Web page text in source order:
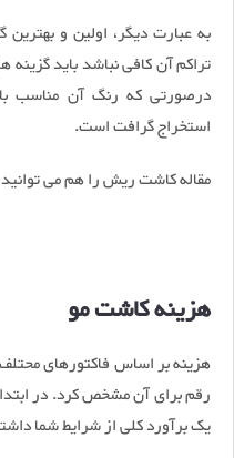
به عبارت دیگر، اولین و
تراکم آن کافی نباشد باید
درصورتی که رنگ آن مناسب
استخراج گرافت است.
مقاله کاشت ریش را هم می توانید
هزینه کاشت مو
هزینه بر اساس فاکتورهای
رقم برای آن مشخص کرد. در ابتدا
یک برآورد کلی از شرایط شما